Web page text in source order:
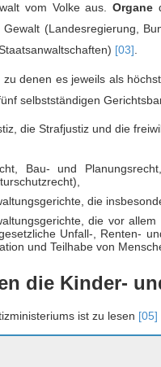
vom Volke aus.Organe
(Landesregierung,
[03]
denen es jeweils als
selbstständigen
die Strafjustiz und die
Bau- und
die
die vor
Unfall-, Renten-
und Teilhabe von
die Kinder-
ist zu lesen [05]